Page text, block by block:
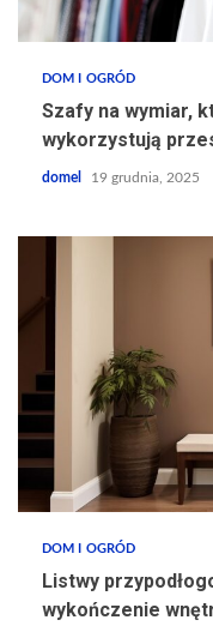
DOM I OGRÓD
Szafy na wymiar,
wykorzystują
domel 19 grudnia, 2025
DOM I OGRÓD
Listwy
wykończenie